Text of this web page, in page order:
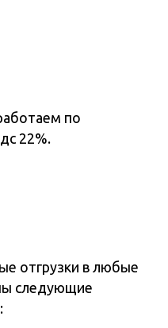
по
22%.
отгрузки в любые
следующие